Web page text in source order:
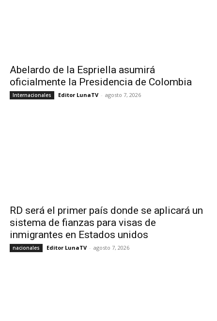
Abelardo de la Espriella asumirá
oficialmente la Presidencia de Colombia
Internacionales Editor LunaTV - agosto 7, 2026
RD será el primer país donde se aplicará un
sistema de fianzas para visas de
inmigrantes en Estados unidos
nacionales Editor LunaTV - agosto 7, 2026